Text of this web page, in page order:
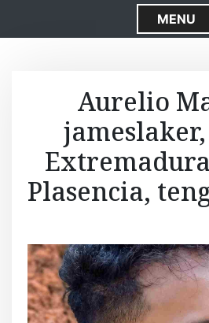
S
k
o
o
n
e
MENU
Aurelio
jameslaker,
Plasencia,